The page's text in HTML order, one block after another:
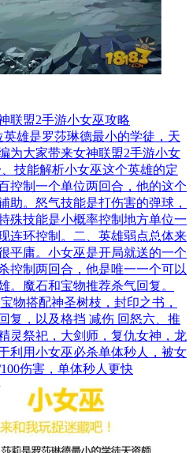
联盟2手游小女巫攻略
雄是罗莎琳德最小的学徒，天
为大家带来女神联盟2手游小女
技能解析小女巫这个英雄的定
控制一个单位两回合，他的这个
助。怒气技能是打伤害的弹球，
殊技能是小概率控制地方单位一
连环控制。二、英雄弱点总体来
平庸。小女巫是开局就送的一个
控制两回合，他是唯一一个可以
。魔石和宝物推荐杀气回复。
搭配神圣树枝，封印之书，
复，以及格挡 减伤 回怒六、推
灵祭祀，大剑师，复仇女神，龙
利用小女巫必杀单体秒人，被女
伤害，单体秒人更快